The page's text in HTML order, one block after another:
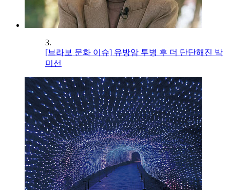
3.
[브라보 문화 이슈] 유방암 투병 후 더 단단해진 박
미선